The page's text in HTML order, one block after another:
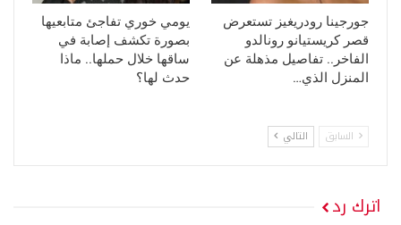
جورجينا رودريغيز تستعرض
قصر كريستيانو رونالدو
الفاخر.. تفاصيل مذهلة عن
المنزل الذي…
يومي خوري تفاجئ متابعيها
بصورة تكشف إصابة في
ساقها خلال حملها.. ماذا
حدث لها؟
السابق التالي
اترك رد